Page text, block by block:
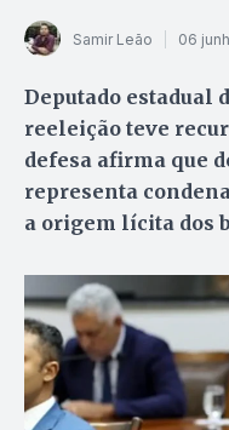
Samir Leão 06
Deputado estadual
reeleição teve
defesa afirma que
representa
a origem lícita dos